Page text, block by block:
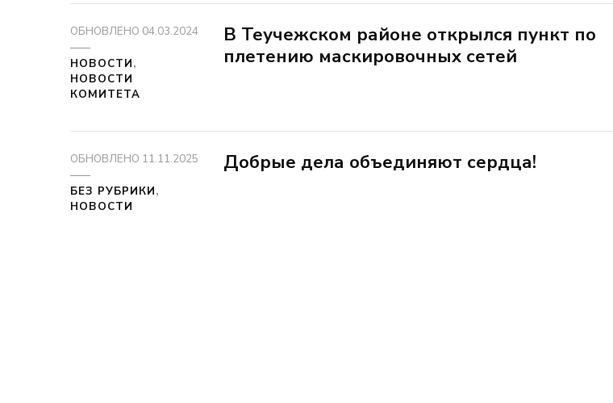
ОБНОВЛЕНО 04.03.2024
НОВОСТИ
НОВОСТИ
КОМИТЕТА
В Теучежском районе открылся пункт по
плетению маскировочных сетей
ОБНОВЛЕНО 11.11.2025
БЕЗ РУБРИКИ
НОВОСТИ
Добрые дела объединяют сердца!